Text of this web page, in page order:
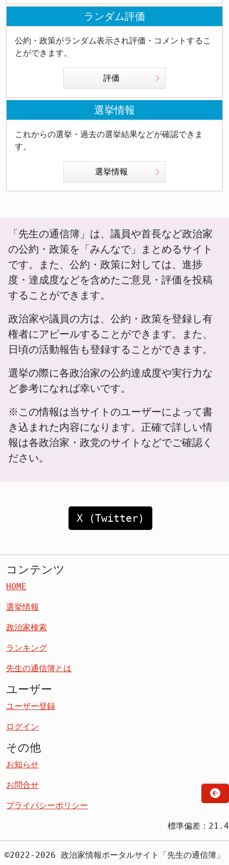
ランダム評価
公約・政策がランダム表示され評価・コメントするこ
とができます。
評価
選挙情報
これからの選挙・過去の選挙結果などが確認できま
す。
選挙情報
「先生の通信簿」は、議員や首長など政治家
の公約・政策を「みんなで」まとめるサイト
です。また、公約・政策に対しては、進捗
度・達成度などを含めたご意見・評価を投稿
することができます。
政治家や議員の方は、公約・政策を登録し有
権者にアピールすることができます。また、
日頃の活動報告も登録することができます。
選挙の際に各政治家の公約達成度や実行力な
ど参考になれば幸いです。
※この情報は当サイトのユーザーによって書
き込まれた内容になります。正確で詳しい情
報は各政治家・政党のサイトなどでご確認く
ださい。
X (Twitter)
コンテンツ
HOME
選挙情報
政治家検索
ランキング
先生の通信簿とは
ユーザー
ユーザー登録
ログイン
その他
お知らせ
お問合せ
プライバシーポリシー
標準偏差：21.4
©2022-2026 政治家情報ポータルサイト「先生の通信簿」